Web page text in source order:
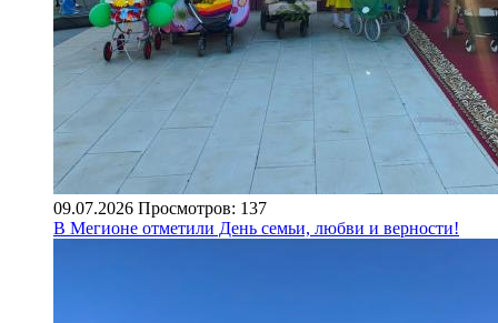
09.07.2026 Просмотров: 137
В Мегионе отметили День семьи, любви и верности!